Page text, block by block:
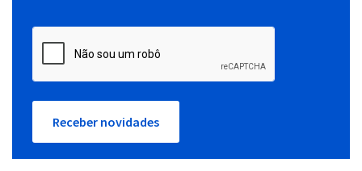
Receber novidades